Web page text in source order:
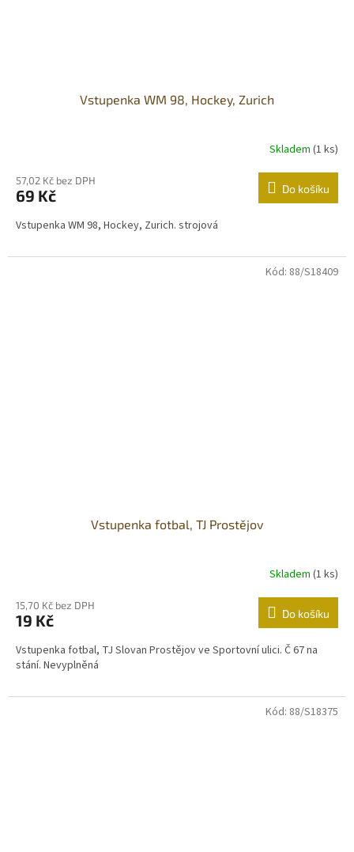
Vstupenka WM 98, Hockey, Zurich
Skladem (1 ks)
57,02 Kč bez DPH
69 Kč Do košíku
Vstupenka WM 98, Hockey, Zurich. strojová
Vstupenka fotbal, TJ Prostějov
Skladem (1 ks)
15,70 Kč bez DPH
19 Kč Do košíku
Vstupenka fotbal, TJ Slovan Prostějov ve Sportovní ulici. Č 67 na
stání. Nevyplněná
Kód: 88/S18409
Kód: 88/S18375